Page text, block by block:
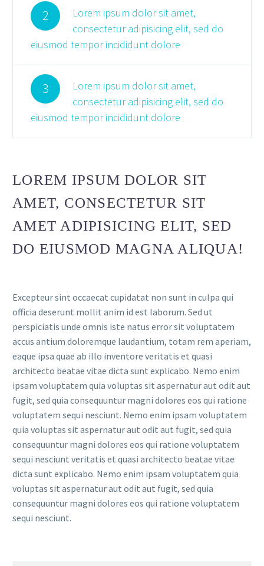
2
Lorem ipsum dolor sit amet,
consectetur adipisicing elit, sed do
eiusmod tempor incididunt dolore
3
Lorem ipsum dolor sit amet,
consectetur adipisicing elit, sed do
eiusmod tempor incididunt dolore
LOREM IPSUM DOLOR SIT
AMET, CONSECTETUR SIT
AMET ADIPISICING ELIT, SED
DO EIUSMOD MAGNA ALIQUA!
Excepteur sint occaecat cupidatat non sunt in culpa qui
officia deserunt mollit anim id est laborum. Sed ut
perspiciatis unde omnis iste natus error sit voluptatem
accus antium doloremque laudantium, totam rem aperiam,
eaque ipsa quae ab illo inventore veritatis et quasi
architecto beatae vitae dicta sunt explicabo. Nemo enim
ipsam voluptatem quia voluptas sit aspernatur aut odit aut
fugit, sed quia consequuntur magni dolores eos qui ratione
voluptatem sequi nesciunt. Nemo enim ipsam voluptatem
quia voluptas sit aspernatur aut odit aut fugit, sed quia
consequuntur magni dolores eos qui ratione voluptatem
sequi nesciunt veritatis et quasi architecto beatae vitae
dicta sunt explicabo. Nemo enim ipsam voluptatem quia
voluptas sit aspernatur aut odit aut fugit, sed quia
consequuntur magni dolores eos qui ratione voluptatem
sequi nesciunt.